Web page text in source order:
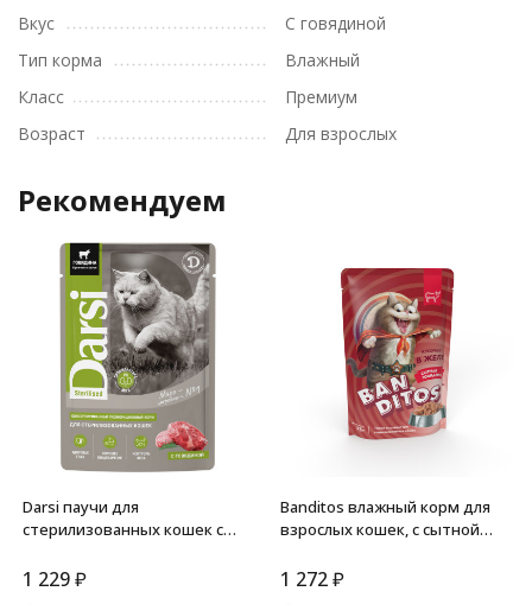
Вкус
С говядиной
Тип корма
Влажный
Класс
Премиум
Возраст
Для взрослых
Рекомендуем
Darsi паучи для
стерилизованных кошек с
1 229₽
Banditos влажный корм для
взрослых кошек, с сытной
паучах - 75 г x 24 шт
1 272 ₽